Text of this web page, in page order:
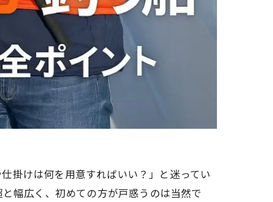
掛けは何を用意すればいい？」と迷ってい
幅広く、初めての方が戸惑うのは当然で